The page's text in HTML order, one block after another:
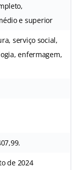
e superior
serviço social,
enfermagem,
de 2024